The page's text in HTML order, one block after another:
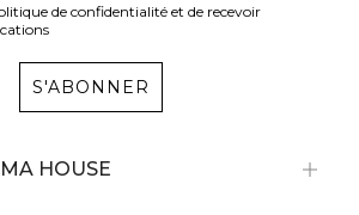
de confidentialité et de recevoir
S'ABONNER
HOUSE